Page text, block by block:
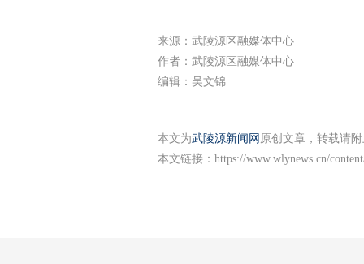
来源：武陵源区融媒体中心
作者：武陵源区融媒体中心
编辑：吴文锦
本文为武陵源新闻网 原创文章，转载请
本文链接： https://www.wlynews.cn/